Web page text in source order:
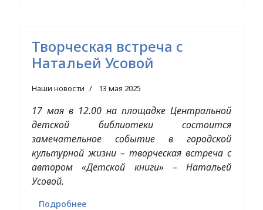
Творческая встреча с
Натальей Усовой
Наши новости 13 мая 2025
17 мая в 12.00 на площадке Центральной
детской библиотеки состоится
замечательное событие в городской
культурной жизни – творческая встреча с
автором «Детской книги» – Натальей
Усовой.
Подробнее